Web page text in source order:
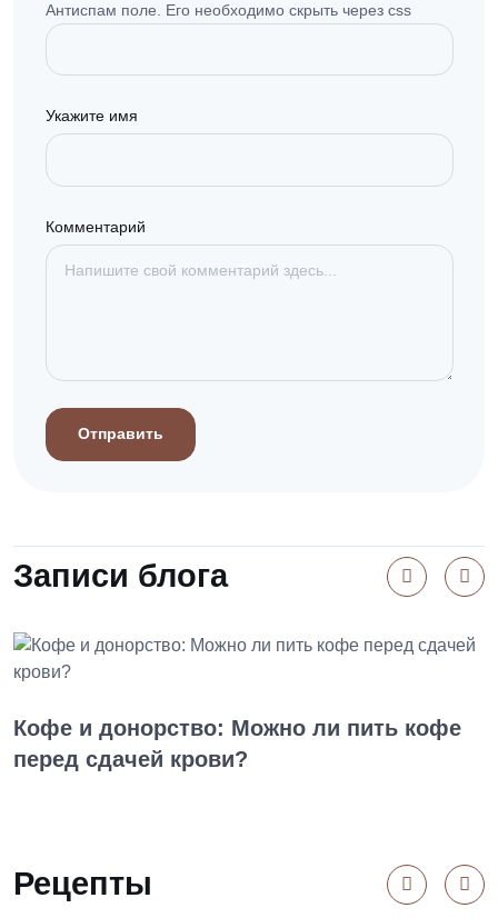
Антиспам поле. Его необходимо скрыть через css
Укажите имя
Комментарий
Отправить
Записи блога
Кофе и донорство: Можно ли пить кофе
перед сдачей крови?
Рецепты